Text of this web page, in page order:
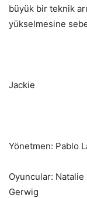
büyük bir teknik
yükselmesine
Jackie
Yönetmen: Pablo
Oyuncular:
Gerwig